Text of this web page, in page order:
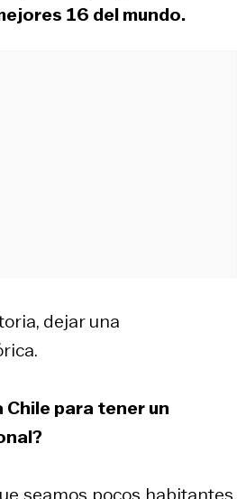
16 del mundo.
dejar una
Chile para tener un